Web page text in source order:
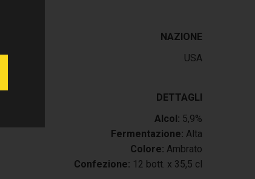
NAZIONE
USA
DETTAGLI
Alcol: 5,9%
Fermentazione: Alta
Colore: Ambrato
Confezione: 12 bott. x 35,5 cl